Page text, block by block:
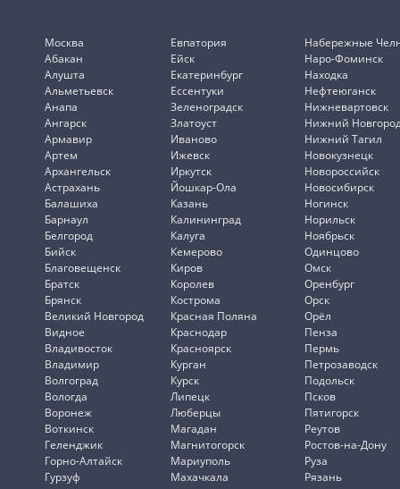
Москва
Абакан
Алушта
Альметьевск
Анапа
Ангарск
Армавир
Артем
Архангельск
Астрахань
Балашиха
Барнаул
Белгород
Бийск
Благовещенск
Братск
Брянск
Великий Новгород
Видное
Владивосток
Владимир
Волгоград
Вологда
Воронеж
Воткинск
Геленджик
Горно-Алтайск
Гурзуф
Евпатория
Ейск
Екатеринбург
Ессентуки
Зеленоградск
Златоуст
Иваново
Ижевск
Иркутск
Йошкар-Ола
Казань
Калининград
Калуга
Кемерово
Киров
Королев
Кострома
Красная Поляна
Краснодар
Красноярск
Курган
Курск
Липецк
Люберцы
Магадан
Магнитогорск
Мариуполь
Махачкала
Набережные
Наро-Фоминск
Находка
Нефтеюганск
Нижневартовск
Нижний
Нижний Тагил
Новокузнецк
Новороссийск
Новосибирск
Ногинск
Норильск
Ноябрьск
Одинцово
Омск
Оренбург
Орск
Орёл
Пенза
Пермь
Петрозаводск
Подольск
Псков
Пятигорск
Реутов
Ростов-на-Дону
Руза
Рязань